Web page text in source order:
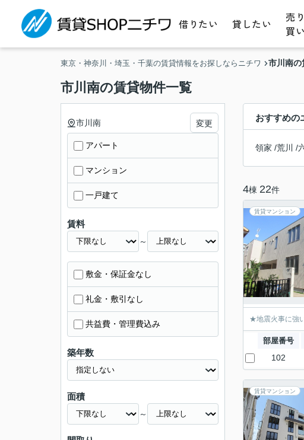
借りたい 貸したい
売
買
東京・神奈川・埼玉・千葉の賃貸情報をお探しならニチワ 市川南の
市川南の賃貸物件一覧
おすすめの
領家 /荒川 /
4棟 22件
賃貸マンション
★地震火事に強
部屋番号
102
賃貸マンション
市川南 変更
アパート
マンション
一戸建て
賃料
～
敷金・保証金なし
礼金・敷引なし
共益費・管理費込み
築年数
面積
～